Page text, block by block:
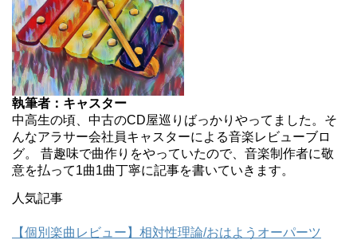
執筆者：キャスター
中高生の頃、中古のCD屋巡りばっかりやってました。そ
んなアラサー会社員キャスターによる音楽レビューブロ
グ。 昔趣味で曲作りをやっていたので、音楽制作者に敬
意を払って1曲1曲丁寧に記事を書いていきます。
人気記事
【個別楽曲レビュー】相対性理論/おはようオーパーツ